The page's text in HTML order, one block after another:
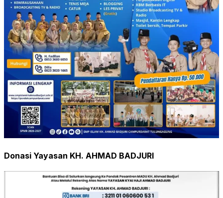
Donasi Yayasan KH. AHMAD BADJURI